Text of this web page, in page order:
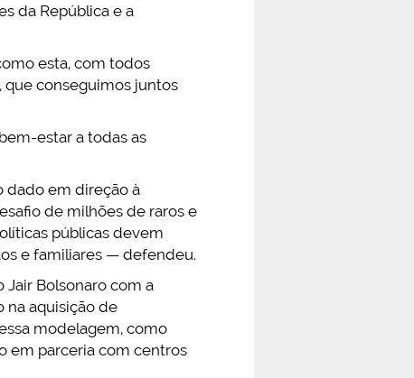
da República e a
esta, com todos
que conseguimos juntos
estar a todas as
dado em direção à
de milhões de raros e
públicas devem
e familiares — defendeu.
Bolsonaro com a
na aquisição de
modelagem, como
em parceria com centros